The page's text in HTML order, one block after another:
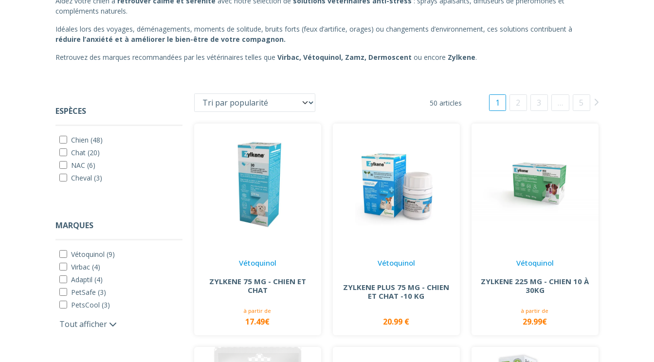
compléments naturels.
Idéales lors des voyages, déménagements, moments de solitude, bruits forts (feux d’artifice, orages) ou changements d’environnement, ces solutions contribuent à
réduire l’anxiété et à améliorer le bien-être de votre compagnon.
Retrouvez des marques recommandées par les vétérinaires telles que Virbac, Vétoquinol, Zamz, Dermoscent ou encore Zylkene.
ESPÈCES
Chien (48)
Chat (20)
NAC (6)
Cheval (3)
MARQUES
Vétoquinol (9)
Virbac (4)
Adaptil (4)
PetSafe (3)
PetsCool (3)
Tout afficher
50 articles 1 2 3 … 5
Vétoquinol
ZYLKENE 75 MG - CHIEN ET
CHAT
à partir de
17.49€
Vétoquinol
ZYLKENE PLUS 75 MG - CHIEN
ET CHAT -10 KG
20.99 €
Vétoquinol
ZYLKENE 225 MG - CHIEN 10 À
30KG
à partir de
29.99€